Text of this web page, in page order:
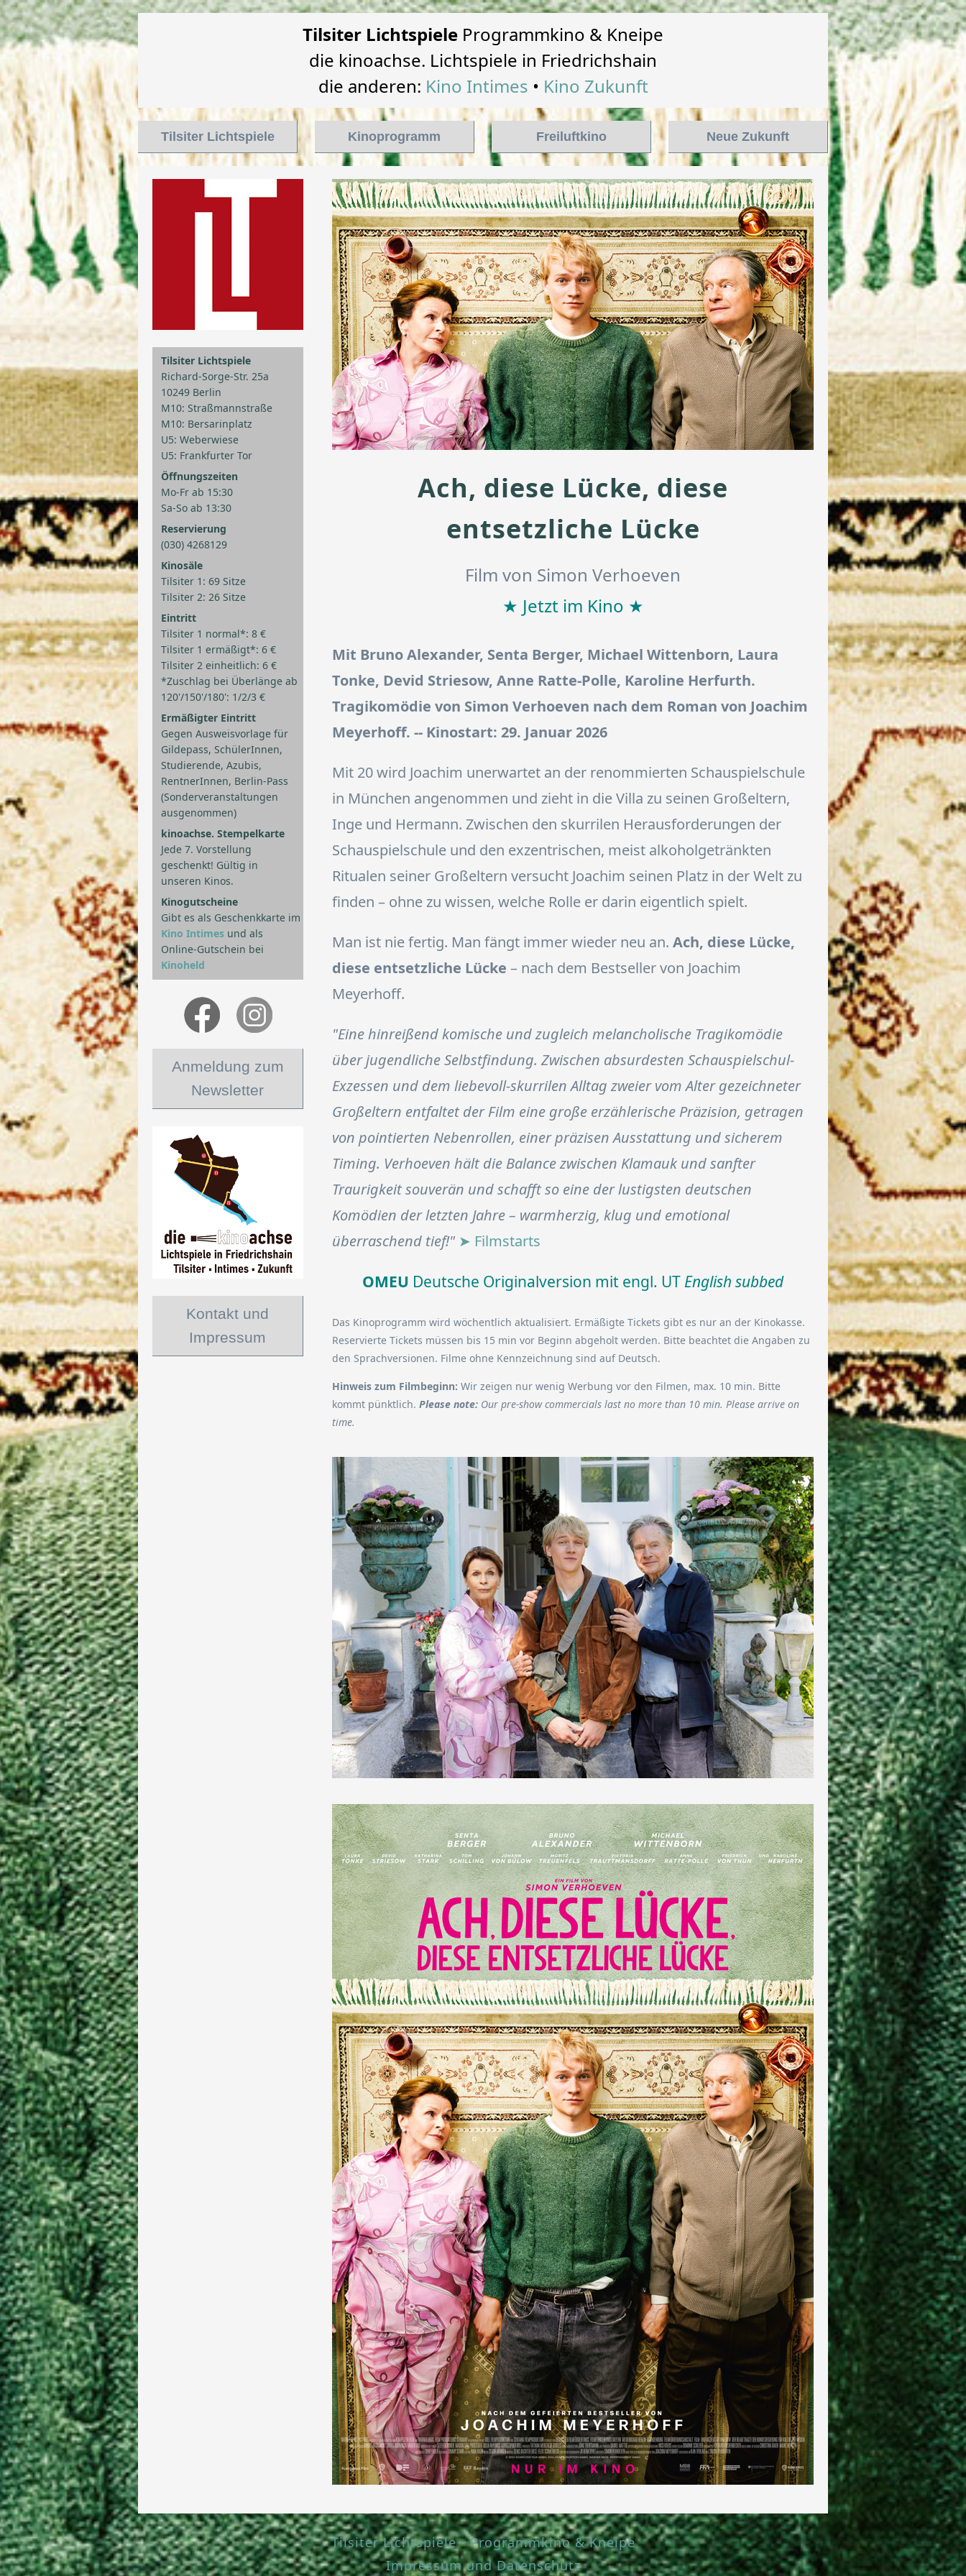
Tilsiter Lichtspiele Programmkino & Kneipe
die kinoachse. Lichtspiele in Friedrichshain
die anderen: Kino Intimes • Kino Zukunft
Tilsiter Lichtspiele Kinoprogramm Freiluftkino Neue Zukunft
Ach, diese Lücke, diese
entsetzliche Lücke
Film von Simon Verhoeven
★ Jetzt im Kino ★
Mit Bruno Alexander, Senta Berger, Michael Wittenborn, Laura
Tonke, Devid Striesow, Anne Ratte-Polle, Karoline Herfurth.
Tragikomödie von Simon Verhoeven nach dem Roman von Joachim
Meyerhoff. -- Kinostart: 29. Januar 2026
Mit 20 wird Joachim unerwartet an der renommierten Schauspielschule
in München angenommen und zieht in die Villa zu seinen Großeltern,
Inge und Hermann. Zwischen den skurrilen Herausforderungen der
Schauspielschule und den exzentrischen, meist alkoholgetränkten
Ritualen seiner Großeltern versucht Joachim seinen Platz in der Welt zu
finden – ohne zu wissen, welche Rolle er darin eigentlich spielt.
Man ist nie fertig. Man fängt immer wieder neu an. Ach, diese Lücke,
diese entsetzliche Lücke – nach dem Bestseller von Joachim
Meyerhoff.
"Eine hinreißend komische und zugleich melancholische Tragikomödie
über jugendliche Selbstfindung. Zwischen absurdesten Schauspielschul-
Exzessen und dem liebevoll-skurrilen Alltag zweier vom Alter gezeichneter
Großeltern entfaltet der Film eine große erzählerische Präzision, getragen
von pointierten Nebenrollen, einer präzisen Ausstattung und sicherem
Timing. Verhoeven hält die Balance zwischen Klamauk und sanfter
Traurigkeit souverän und schafft so eine der lustigsten deutschen
Komödien der letzten Jahre – warmherzig, klug und emotional
überraschend tief!" ➤ Filmstarts
OMEU Deutsche Originalversion mit engl. UT English subbed
Das Kinoprogramm wird wöchentlich aktualisiert. Ermäßigte Tickets gibt es nur an der Kinokasse.
Reservierte Tickets müssen bis 15 min vor Beginn abgeholt werden. Bitte beachtet die Angaben zu
den Sprachversionen. Filme ohne Kennzeichnung sind auf Deutsch.
Hinweis zum Filmbeginn: Wir zeigen nur wenig Werbung vor den Filmen, max. 10 min. Bitte
kommt pünktlich. Please note: Our pre-show commercials last no more than 10 min. Please arrive on
time.
Tilsiter Lichtspiele
Richard-Sorge-Str. 25a
10249 Berlin
M10: Straßmannstraße
M10: Bersarinplatz
U5: Weberwiese
U5: Frankfurter Tor
Öffnungszeiten
Mo-Fr ab 15:30
Sa-So ab 13:30
Reservierung
(030) 4268129
Kinosäle
Tilsiter 1: 69 Sitze
Tilsiter 2: 26 Sitze
Eintritt
Tilsiter 1 normal*: 8 €
Tilsiter 1 ermäßigt*: 6 €
Tilsiter 2 einheitlich: 6 €
*Zuschlag bei Überlänge ab
120'/150'/180': 1/2/3 €
Ermäßigter Eintritt
Gegen Ausweisvorlage für
Gildepass, SchülerInnen,
Studierende, Azubis,
RentnerInnen, Berlin-Pass
(Sonderveranstaltungen
ausgenommen)
kinoachse. Stempelkarte
Jede 7. Vorstellung
geschenkt! Gültig in
unseren Kinos.
Kinogutscheine
Gibt es als Geschenkkarte im
Kino Intimes und als
Online-Gutschein bei
Kinoheld
Anmeldung zum
Newsletter
Kontakt und
Impressum
Tilsiter Lichtspiele - Programmkino & Kneipe
Impressum und Datenschutz